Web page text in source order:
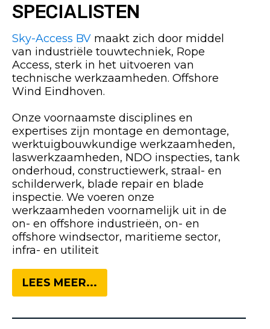
SPECIALISTEN
Sky-Access BV maakt zich door middel
van industriële touwtechniek, Rope
Access, sterk in het uitvoeren van
technische werkzaamheden. Offshore
Wind Eindhoven.
Onze voornaamste disciplines en
expertises zijn montage en demontage,
werktuigbouwkundige werkzaamheden,
laswerkzaamheden, NDO inspecties, tank
onderhoud, constructiewerk, straal- en
schilderwerk, blade repair en blade
inspectie. We voeren onze
werkzaamheden voornamelijk uit in de
on- en offshore industrieën, on- en
offshore windsector, maritieme sector,
infra- en utiliteit
LEES MEER...